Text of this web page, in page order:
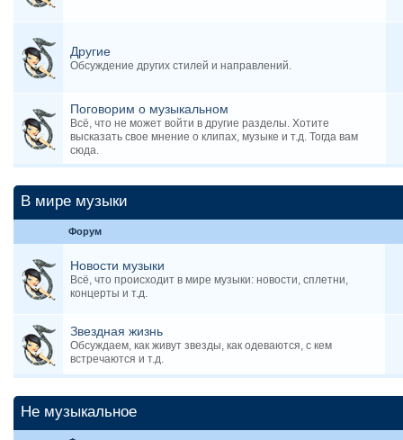
Другие
Обсуждение других стилей и направлений.
Поговорим о музыкальном
Всё, что не может войти в другие разделы. Хотите
высказать свое мнение о клипах, музыке и т.д. Тогда вам
сюда.
В мире музыки
Форум
Новости музыки
Всё, что происходит в мире музыки: новости, сплетни,
концерты и т.д.
Звездная жизнь
Обсуждаем, как живут звезды, как одеваются, с кем
встречаются и т.д.
Не музыкальное